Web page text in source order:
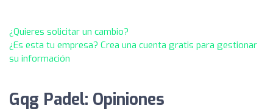
¿Quieres solicitar un cambio?
¿Es esta tu empresa? Crea una cuenta gratis para gestionar
su información
Gqg Padel: Opiniones